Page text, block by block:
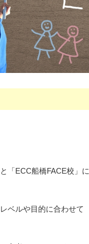
「ECC船橋FACE校」に
ベルや目的に合わせて